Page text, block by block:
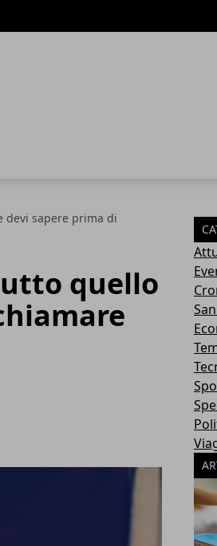
devi sapere prima di
quello